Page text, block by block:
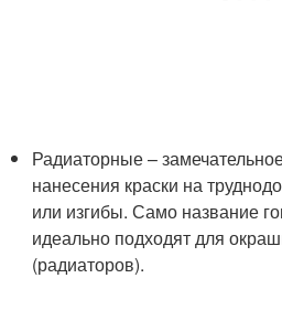
Радиаторные –
нанесения краски на
или изгибы. Само название
идеально подходят для
(радиаторов).